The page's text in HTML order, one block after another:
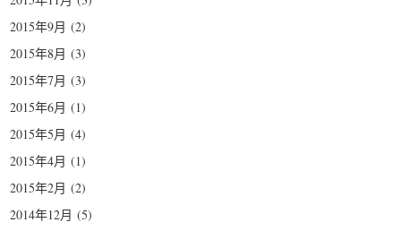
2015年9月 (2)
2015年8月 (3)
2015年7月 (3)
2015年6月 (1)
2015年5月 (4)
2015年4月 (1)
2015年2月 (2)
2014年12月 (5)